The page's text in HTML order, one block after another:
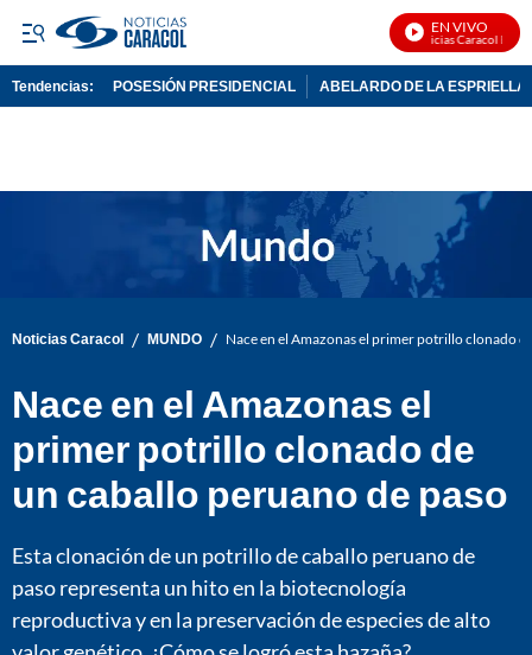
EN VIVO
Noticias Caracol En
Tendencias: POSESIÓN PRESIDENCIAL ABELARDO DE LA ESPRIELLA
Noticias Caracol / MUNDO / Nace en el Amazonas el primer potrillo clonado
Nace en el Amazonas el
primer potrillo clonado de
un caballo peruano de paso
Esta clonación de un potrillo de caballo peruano de
paso representa un hito en la biotecnología
reproductiva y en la preservación de especies de alto